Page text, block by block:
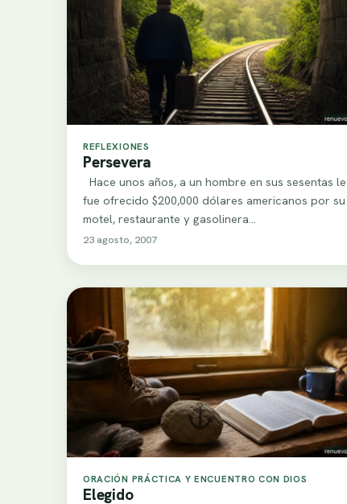
REFLEXIONES
Persevera
Hace unos años, a un hombre en sus sesentas le
fue ofrecido $200,000 dólares americanos por su
motel, restaurante y gasolinera…
23 agosto, 2007
ORACIÓN PRÁCTICA Y ENCUENTRO CON DIOS
Elegido